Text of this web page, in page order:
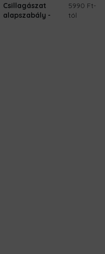
Csillagászat
alapszabály
5990 Ft-
tól